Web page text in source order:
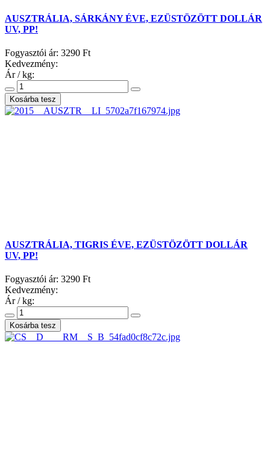
AUSZTRÁLIA, SÁRKÁNY ÉVE, EZÜSTÖZÖTT DOLLÁR
UV, PP!
Fogyasztói ár: 3290 Ft
Kedvezmény:
Ár / kg:
AUSZTRÁLIA, TIGRIS ÉVE, EZÜSTÖZÖTT DOLLÁR
UV, PP!
Fogyasztói ár: 3290 Ft
Kedvezmény:
Ár / kg: